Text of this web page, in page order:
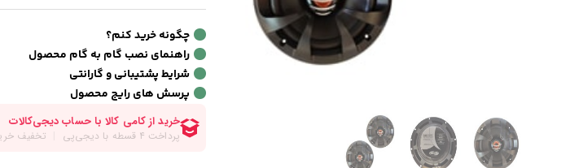
چگونه خرید کنم؟
راهنمای نصب گام به گام محصول
شرایط پشتیبانی و گارانتی
پرسش های رایج محصول